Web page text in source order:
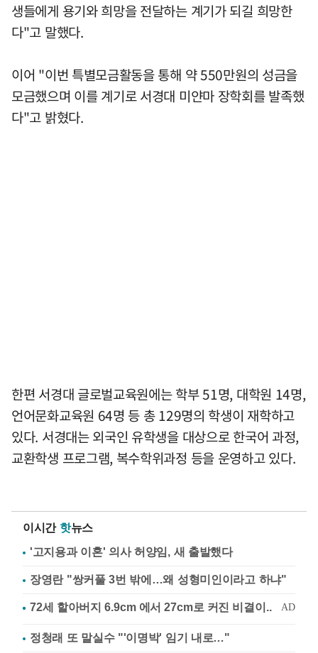
생들에게 용기와 희망을 전달하는 계기가 되길 희망한
다"고 말했다.
이어 "이번 특별모금활동을 통해 약 550만원의 성금을
모금했으며 이를 계기로 서경대 미얀마 장학회를 발족했
다"고 밝혔다.
한편 서경대 글로벌교육원에는 학부 51명, 대학원 14명,
언어문화교육원 64명 등 총 129명의 학생이 재학하고
있다. 서경대는 외국인 유학생을 대상으로 한국어 과정,
교환학생 프로그램, 복수학위과정 등을 운영하고 있다.
이시간 핫뉴스
'고지용과 이혼' 의사 허양임, 새 출발했다
장영란 "쌍커풀 3번 밖에…왜 성형미인이라고 하냐"
정청래 또 말실수 "'이명박' 임기 내로…"